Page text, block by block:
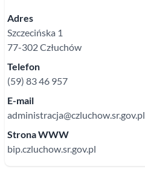
Adres
Szczecińska 1
77-302Człuchów
Telefon
(59) 83 46 957
E-mail
administracja@czluchow.sr.gov.pl
Strona WWW
bip.czluchow.sr.gov.pl